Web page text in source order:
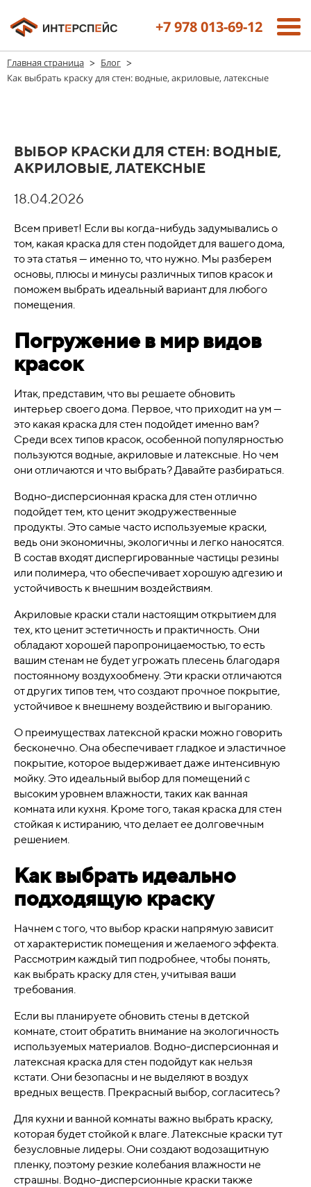
+7 978 013-69-12
Главная страница > Блог >
Как выбрать краску для стен: водные, акриловые, латексные
ВЫБОР КРАСКИ ДЛЯ СТЕН: ВОДНЫЕ,
АКРИЛОВЫЕ, ЛАТЕКСНЫЕ
18.04.2026
Всем привет! Если вы когда-нибудь задумывались о
том, какая краска для стен подойдет для вашего дома,
то эта статья — именно то, что нужно. Мы разберем
основы, плюсы и минусы различных типов красок и
поможем выбрать идеальный вариант для любого
помещения.
Погружение в мир видов
красок
Итак, представим, что вы решаете обновить
интерьер своего дома. Первое, что приходит на ум —
это какая краска для стен подойдет именно вам?
Среди всех типов красок, особенной популярностью
пользуются водные, акриловые и латексные. Но чем
они отличаются и что выбрать? Давайте разбираться.
Водно-дисперсионная краска для стен отлично
подойдет тем, кто ценит экодружественные
продукты. Это самые часто используемые краски,
ведь они экономичны, экологичны и легко наносятся.
В состав входят диспергированные частицы резины
или полимера, что обеспечивает хорошую адгезию и
устойчивость к внешним воздействиям.
Акриловые краски стали настоящим открытием для
тех, кто ценит эстетичность и практичность. Они
обладают хорошей паропроницаемостью, то есть
вашим стенам не будет угрожать плесень благодаря
постоянному воздухообмену. Эти краски отличаются
от других типов тем, что создают прочное покрытие,
устойчивое к внешнему воздействию и выгоранию.
О преимуществах латексной краски можно говорить
бесконечно. Она обеспечивает гладкое и эластичное
покрытие, которое выдерживает даже интенсивную
мойку. Это идеальный выбор для помещений с
высоким уровнем влажности, таких как ванная
комната или кухня. Кроме того, такая краска для стен
стойкая к истиранию, что делает ее долговечным
решением.
Как выбрать идеально
подходящую краску
Начнем с того, что выбор краски напрямую зависит
от характеристик помещения и желаемого эффекта.
Рассмотрим каждый тип подробнее, чтобы понять,
как выбрать краску для стен, учитывая ваши
требования.
Если вы планируете обновить стены в детской
комнате, стоит обратить внимание на экологичность
используемых материалов. Водно-дисперсионная и
латексная краска для стен подойдут как нельзя
кстати. Они безопасны и не выделяют в воздух
вредных веществ. Прекрасный выбор, согласитесь?
Для кухни и ванной комнаты важно выбрать краску,
которая будет стойкой к влаге. Латексные краски тут
безусловные лидеры. Они создают водозащитную
пленку, поэтому резкие колебания влажности не
страшны. Водно-дисперсионные краски также